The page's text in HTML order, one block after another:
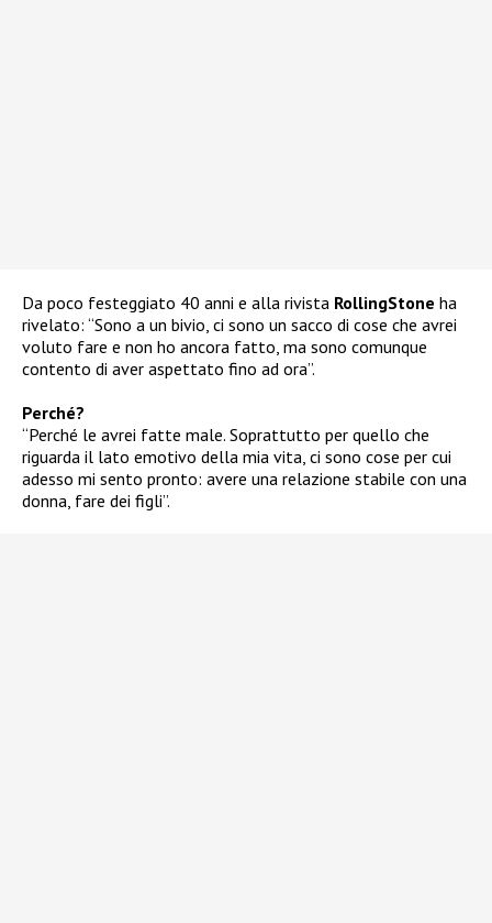
Da poco festeggiato 40 anni e alla rivista RollingStone ha
rivelato: “Sono a un bivio, ci sono un sacco di cose che avrei
voluto fare e non ho ancora fatto, ma sono comunque
contento di aver aspettato fino ad ora”.
Perché?
“Perché le avrei fatte male. Soprattutto per quello che
riguarda il lato emotivo della mia vita, ci sono cose per cui
adesso mi sento pronto: avere una relazione stabile con una
donna, fare dei figli”.